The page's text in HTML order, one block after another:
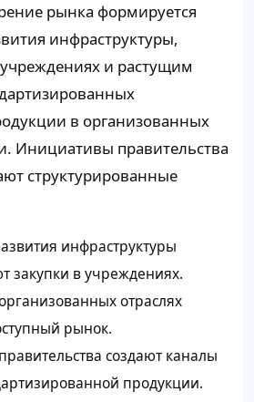
рынка формируется
инфраструктуры,
и растущим
в организованных
Инициативы правительства
структурированные
инфраструктуры
закупки в учреждениях.
отраслях
рынок.
создают каналы
продукции.